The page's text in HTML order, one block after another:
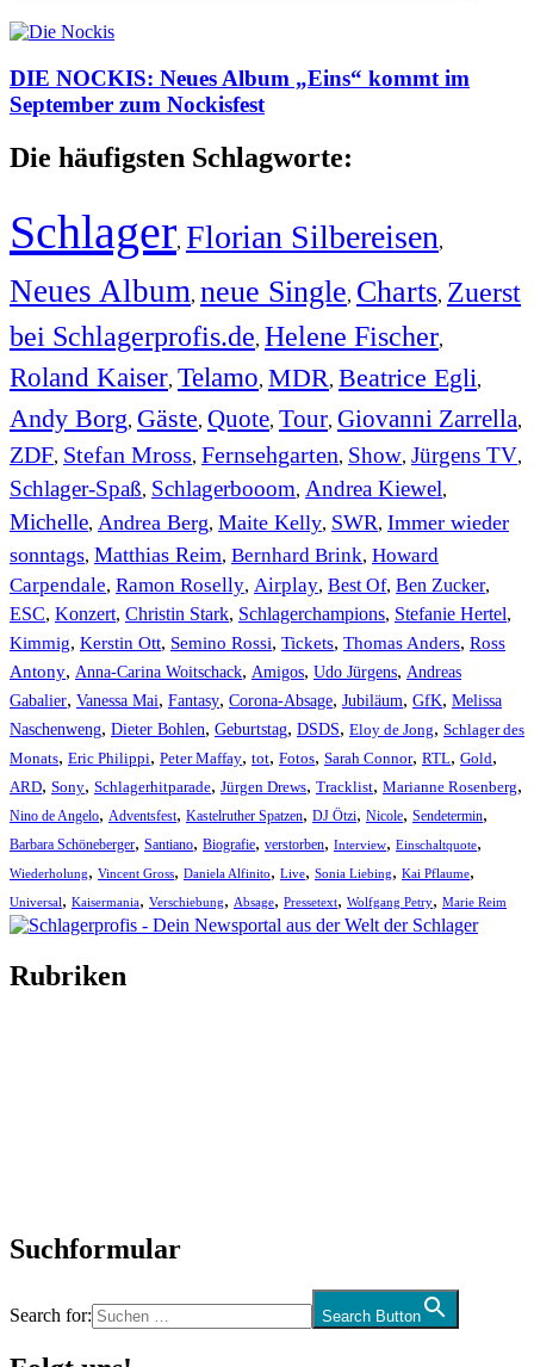
DIE NOCKIS: Neues Album „Eins“ kommt im
September zum Nockisfest
Die häufigsten Schlagworte:
Schlager, Florian Silbereisen,
Neues Album, neue Single, Charts, Zuerst
bei Schlagerprofis.de, Helene Fischer,
Roland Kaiser, Telamo, MDR, Beatrice Egli,
Andy Borg, Gäste, Quote, Tour, Giovanni Zarrella,
ZDF, Stefan Mross, Fernsehgarten, Show, Jürgens TV,
Schlager-Spaß, Schlagerbooom, Andrea Kiewel,
Michelle, Andrea Berg, Maite Kelly, SWR, Immer wieder
sonntags, Matthias Reim, Bernhard Brink, Howard
Carpendale, Ramon Roselly, Airplay, Best Of, Ben Zucker,
ESC, Konzert, Christin Stark, Schlagerchampions, Stefanie Hertel,
Kimmig, Kerstin Ott, Semino Rossi, Tickets, Thomas Anders, Ross
Antony, Anna-Carina Woitschack, Amigos, Udo Jürgens, Andreas
Gabalier, Vanessa Mai, Fantasy, Corona-Absage, Jubiläum, GfK, Melissa
Naschenweng, Dieter Bohlen, Geburtstag, DSDS, Eloy de Jong, Schlager des
Monats, Eric Philippi, Peter Maffay, tot, Fotos, Sarah Connor, RTL, Gold,
ARD, Sony, Schlagerhitparade, Jürgen Drews, Tracklist, Marianne Rosenberg,
Nino de Angelo, Adventsfest, Kastelruther Spatzen, DJ Ötzi, Nicole, Sendetermin,
Barbara Schöneberger, Santiano, Biografie, verstorben, Interview, Einschaltquote,
Wiederholung, Vincent Gross, Daniela Alfinito, Live, Sonia Liebing, Kai Pflaume,
Universal, Kaisermania, Verschiebung, Absage, Pressetext, Wolfgang Petry, Marie Reim
Rubriken
Suchformular
Search for: Search Button